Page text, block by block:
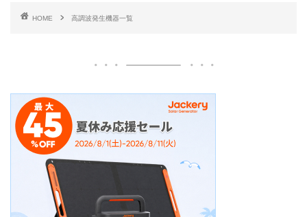
HOME 高調波発生機器一覧